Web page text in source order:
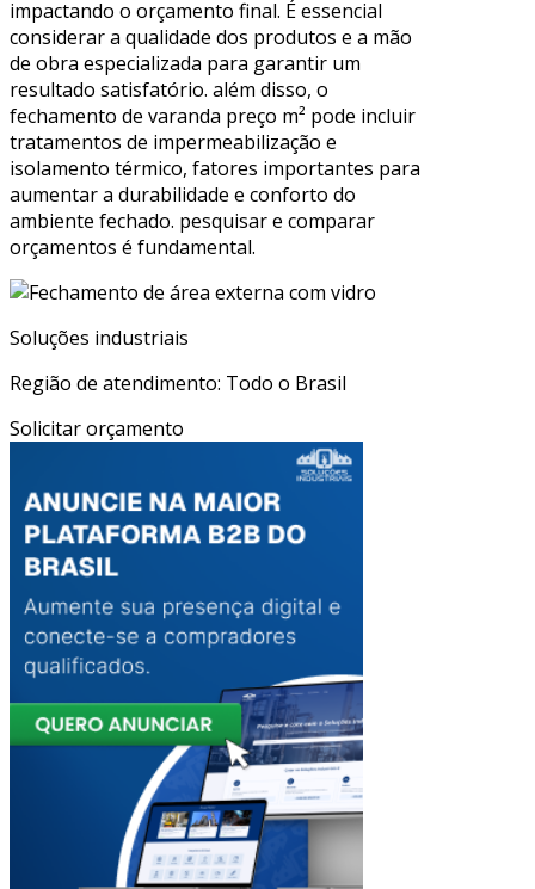
impactando o orçamento final. É essencial
considerar a qualidade dos produtos e a mão
de obra especializada para garantir um
resultado satisfatório. além disso, o
fechamento de varanda preço m² pode incluir
tratamentos de impermeabilização e
isolamento térmico, fatores importantes para
aumentar a durabilidade e conforto do
ambiente fechado. pesquisar e comparar
orçamentos é fundamental.
Soluções industriais
Região de atendimento: Todo o Brasil
Solicitar orçamento